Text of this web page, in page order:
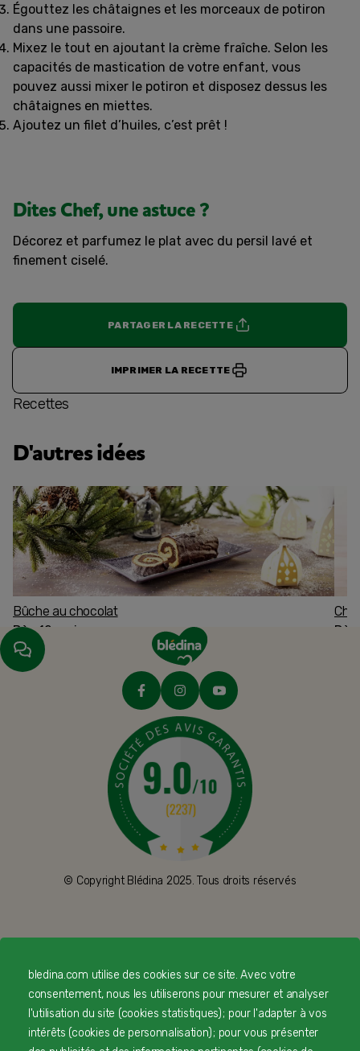
Égouttez les châtaignes et les morceaux de potiron
dans une passoire.
Mixez le tout en ajoutant la crème fraîche. Selon les
capacités de mastication de votre enfant, vous
pouvez aussi mixer le potiron et disposez dessus les
châtaignes en miettes.
Ajoutez un filet d’huiles, c’est prêt !
Dites Chef, une astuce ?
Décorez et parfumez le plat avec du persil lavé et
finement ciselé.
PARTAGER LA RECETTE
IMPRIMER LA RECETTE
Recettes
D'autres idées
Bûche au chocolat
Dès 12 mois
© Copyright Blédina 2025. Tous droits réservés
PAIEMENT SÉCURISÉ
bledina.com utilise des cookies sur ce site. Avec votre
consentement, nous les utiliserons pour mesurer et analyser
l'utilisation du site (cookies statistiques) ; pour l'adapter à vos
intérêts (cookies de personnalisation) ; pour vous présenter